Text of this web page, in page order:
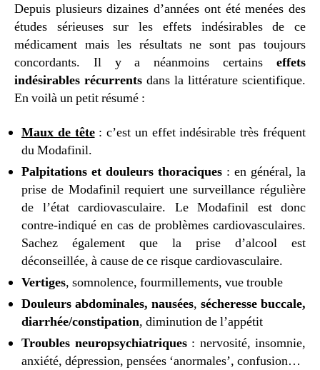
Depuis plusieurs dizaines d’années ont été menées des
études sérieuses sur les effets indésirables de ce
médicament mais les résultats ne sont pas toujours
concordants. Il y a néanmoins certains effets
indésirables récurrents dans la littérature scientifique.
En voilà un petit résumé :
Maux de tête: c’est un effet indésirable très fréquent
du Modafinil.
Palpitations et douleurs thoraciques : en général, la
prise de Modafinil requiert une surveillance régulière
de l’état cardiovasculaire. Le Modafinil est donc
contre-indiqué en cas de problèmes cardiovasculaires.
Sachez également que la prise d’alcool est
déconseillée, à cause de ce risque cardiovasculaire.
Vertiges, somnolence, fourmillements, vue trouble
Douleurs abdominales, nausées, sécheresse buccale,
diarrhée/constipation, diminution de l’appétit
Troubles neuropsychiatriques: nervosité, insomnie,
anxiété, dépression, pensées ‘anormales’, confusion…